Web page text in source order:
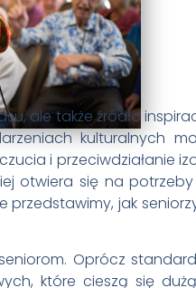
ale także źródło
kulturalnych
i przeciwdziałanie
otwiera się na
przedstawimy, jak
Oprócz
które cieszą się